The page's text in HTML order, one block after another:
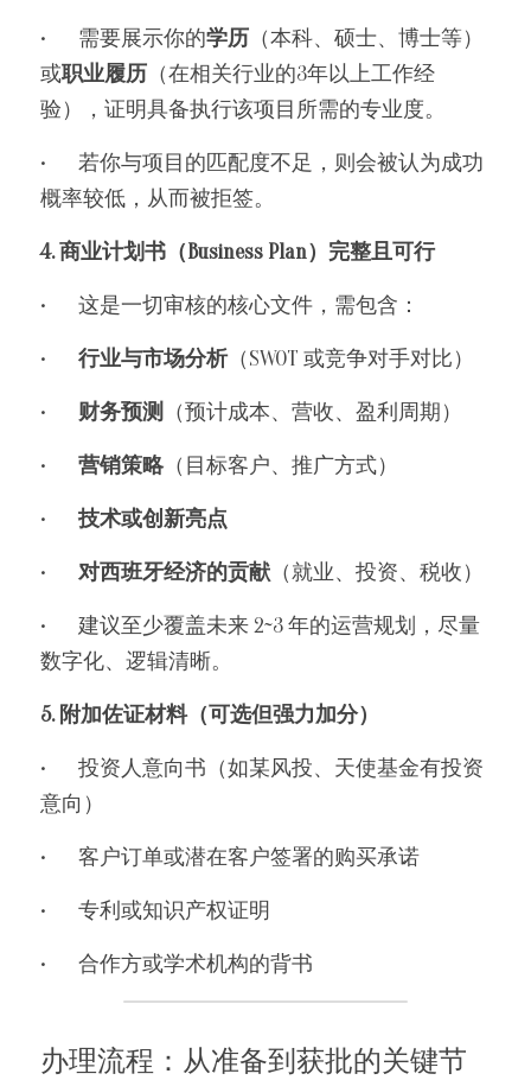
•	需要展示你的学历 （本科、硕士、博士等）
或职业履历 （在相关行业的3年以上工作经
验），证明具备执行该项目所需的专业度。
•	若你与项目的匹配度不足，则会被认为成功
概率较低，从而被拒签。
4. 商业计划书（Business Plan）完整且可行
•	这是一切审核的核心文件，需包含：
行业与市场分析（SWOT 或竞争对手对比）
财务预测 （预计成本、营收、盈利周期）
营销策略 （目标客户、推广方式）
技术或创新亮点
对西班牙经济的贡献 （就业、投资、税收）
•	建议至少覆盖未来 2~3 年的运营规划，尽量
数字化、逻辑清晰。
5. 附加佐证材料（可选但强力加分）
•	投资人意向书（如某风投、天使基金有投资
意向）
•	客户订单或潜在客户签署的购买承诺
•	专利或知识产权证明
•	合作方或学术机构的背书
办理流程：从准备到获批的关键节